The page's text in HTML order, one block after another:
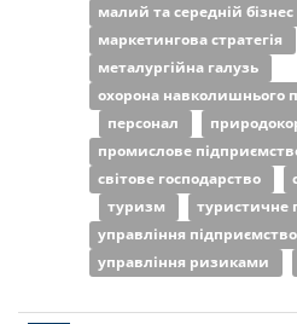
малий та середній бізнес
маркетингова стратегія
металургійна галузь
охорона навколишнього
персонал
промислове
світове господарство
туризм
туристичне
управління
управління ризиками